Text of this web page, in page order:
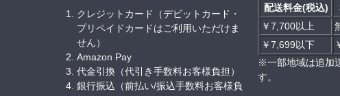
クレジットカード（デビットカード・
プリペイドカードはご利用いただけま
せん）
Amazon Pay
代金引換（代引き手数料お客様負担）
銀行振込（前払い/振込手数料お客様負
配送料金(税込)
￥7,700以上
￥7,699以下
※一部地域は追加
す。